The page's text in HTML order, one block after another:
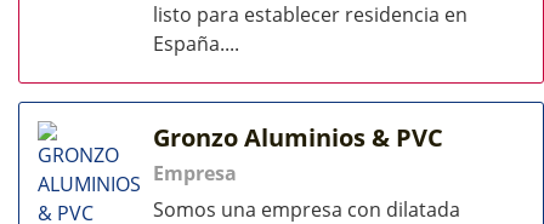
listo para establecer residencia en
España....
Gronzo Aluminios & PVC
Empresa
Somos una empresa con dilatada